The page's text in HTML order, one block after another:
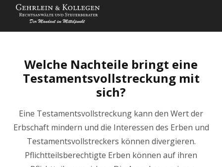
Welche Nachteile bringt eine
Testamentsvollstreckung mit
sich?
Eine Testamentsvollstreckung kann den Wert der
Erbschaft mindern und die Interessen des Erben und
Testamentsvollstreckers können divergieren.
Pflichtteilsberechtigte Erben können auf ihren